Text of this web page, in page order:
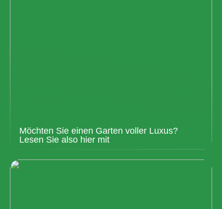
Möchten Sie einen Garten voller Luxus?
Lesen Sie also hier mit